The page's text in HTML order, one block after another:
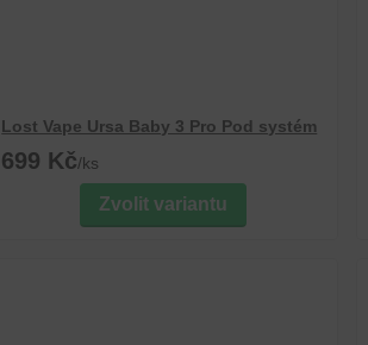
Lost Vape Ursa Baby 3 Pro Pod systém
699 Kč/ks
Zvolit variantu